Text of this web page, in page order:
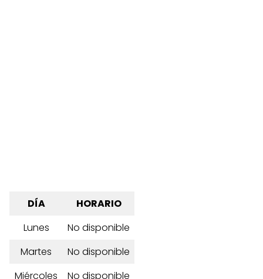
DÍA
HORARIO
Lunes
No disponible
Martes
No disponible
Miércoles
No disponible